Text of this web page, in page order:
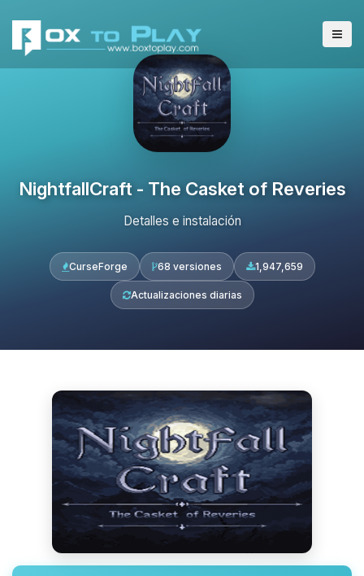
NightfallCraft - The Casket of Reveries
Detalles e instalación
CurseForge 68 versiones 1,947,659
Actualizaciones diarias